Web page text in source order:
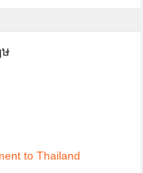
to Thailand